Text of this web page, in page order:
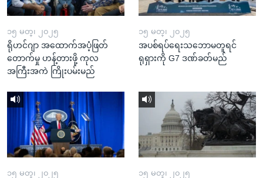
၁၅ မတ္၊ ၂၀၂၅
ရိုဟင်ဂျာ အထောက်အပံ့ဖြတ်
တောက်မှု ဟန့်တားဖို့ ကုလ
အကြီးအကဲ ကြိုးပမ်းမည်
၁၅ မတ္၊ ၂၀၂၅
အပစ်ရပ်ရေးသဘောမတူရင်
ရုရှားကို G7 ဒဏ်ခတ်မည်
၁၅ မတ္၊ ၂၀၂၅ ၁၅ မတ္၊ ၂၀၂၅